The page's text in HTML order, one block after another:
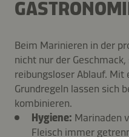
Beim Marinieren in der
nicht nur der
reibungsloser Ablauf. Mit
Grundregeln lassen sich
kombinieren.
Hygiene: Marinaden
Fleisch immer